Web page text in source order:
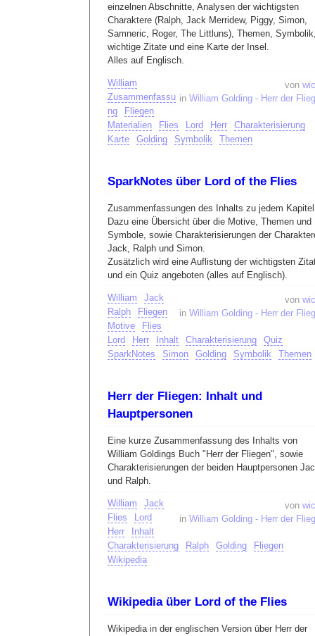
einzelnen Abschnitte, Analysen der wichtigsten
Charaktere (Ralph, Jack Merridew, Piggy, Simon,
Samneric, Roger, The Littluns), Themen,
wichtige Zitate und eine Karte der Insel.
Alles auf Englisch.
von
in William Golding - Herr der
William
Zusammenfassu
ng
Fliegen
Materialien
Flies Lord Herr
Charakterisierung
Karte
Golding Symbolik Themen
SparkNotes über Lord of the Flies
Zusammenfassungen des Inhalts zu jedem
Dazu eine Übersicht über die Motive, Themen und
Symbole, sowie Charakterisierungen der
Jack, Ralph und Simon.
Zusätzlich wird eine Auflistung der wichtigsten
und ein Quiz angeboten (alles auf Englisch).
von
in William Golding - Herr der
William
Jack
Ralph
Fliegen
Motive
Flies
Lord
Herr Inhalt Charakterisierung
Quiz
SparkNotes
Simon Golding Symbolik Themen
Herr der Fliegen: Inhalt und
Hauptpersonen
Eine kurze Zusammenfassung des Inhalts von
William Goldings Buch "Herr der Fliegen", sowie
Charakterisierungen der beiden Hauptpersonen
und Ralph.
von
in William Golding - Herr der
William
Jack
Flies
Lord
Herr
Inhalt
Charakterisierung
Ralph Golding
Fliegen
Wikipedia
Wikipedia über Lord of the Flies
Wikipedia in der englischen Version über Herr der